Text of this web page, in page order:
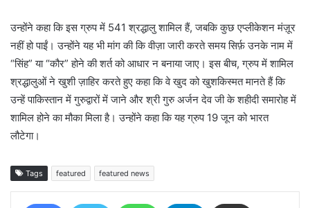
उन्होंने कहा कि इस ग्रुप में 541 श्रद्धालु शामिल हैं, जबकि कुछ एप्लीकेशन मंज़ूर
नहीं हो पाईं। उन्होंने यह भी मांग की कि वीज़ा जारी करते समय सिर्फ़ उनके नाम में
“सिंह” या “कौर” होने की शर्त को आधार न बनाया जाए। इस बीच, ग्रुप में शामिल
श्रद्धालुओं ने खुशी ज़ाहिर करते हुए कहा कि वे खुद को खुशकिस्मत मानते हैं कि
उन्हें पाकिस्तान में गुरुद्वारों में जाने और श्री गुरु अर्जन देव जी के शहीदी समारोह में
शामिल होने का मौका मिला है। उन्होंने कहा कि यह ग्रुप 19 जून को भारत
लौटेगा।
Tags featured featured news